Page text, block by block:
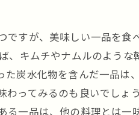
すが、美味しい一品を
、キムチやナムルのよう
炭水化物を含んだ一品
ってみるのも良いでし
一品は、他の料理とは